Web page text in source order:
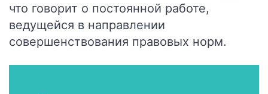
что говорит о постоянной работе,
ведущейся в направлении
совершенствования правовых норм.